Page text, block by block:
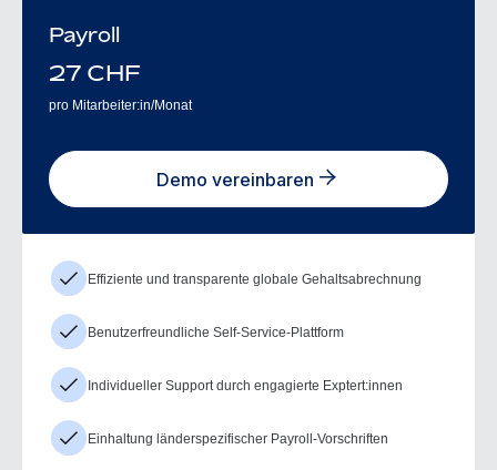
Payroll
27 CHF
pro Mitarbeiter:in/Monat
Demo vereinbaren
Effiziente und transparente globale Gehaltsabrechnung
Benutzerfreundliche Self-Service-Plattform
Individueller Support durch engagierte Exptert:innen
Einhaltung länderspezifischer Payroll-Vorschriften